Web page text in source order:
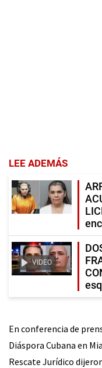
LEE ADEMÁS
VIDEO
En conferencia de
Diáspora Cubana en
Rescate Jurídico